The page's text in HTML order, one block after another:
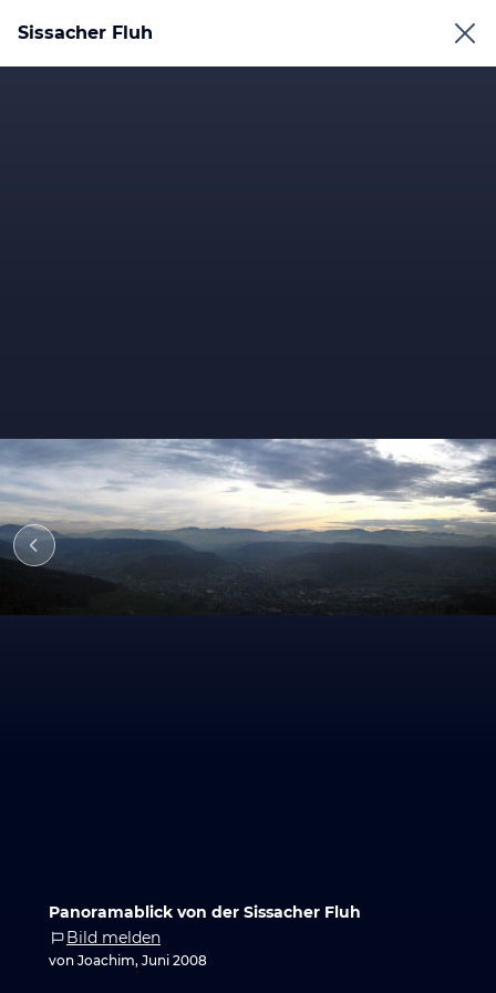
Sissacher Fluh
Panoramablick von der Sissacher Fluh
Bild melden
von Joachim, Juni 2008